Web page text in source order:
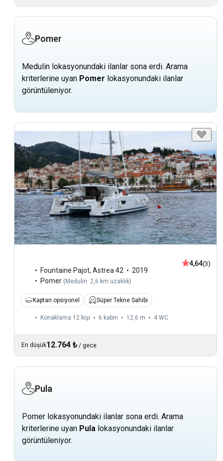
Pomer
Medulin lokasyonundaki ilanlar sona erdi. Arama
kriterlerine uyan Pomer lokasyonundaki ilanlar
görüntüleniyor.
Fountaine Pajot, Astrea 42
2019
Pomer (Medulin: 2,6 km uzaklık)
4,64(3)
Kaptan opsiyonel Süper Tekne Sahibi
Konaklama 12 kişi 6 kabin 12,6 m 4 WC
En düşük12.764 ₺ / gece
Pula
Pomer lokasyonundaki ilanlar sona erdi. Arama
kriterlerine uyan Pula lokasyonundaki ilanlar
görüntüleniyor.